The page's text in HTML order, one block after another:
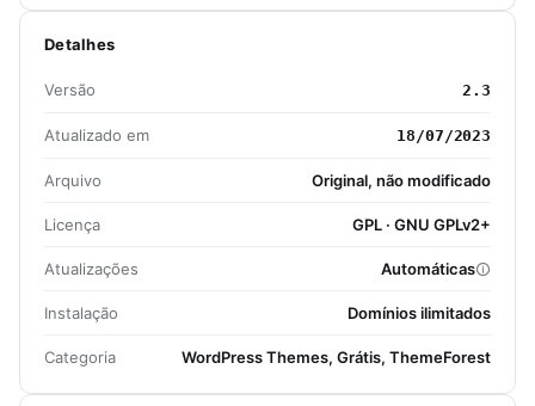
Detalhes
Versão 2.3
Atualizado em 18/07/2023
Arquivo Original, não modificado
Licença GPL · GNU GPLv2+
Atualizações Automáticas
Instalação Domínios ilimitados
Categoria WordPress Themes, Grátis, ThemeForest